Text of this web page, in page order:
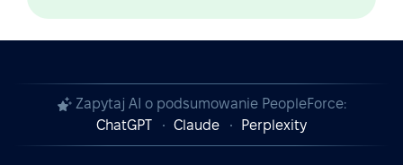
Zapytaj AI o podsumowanie PeopleForce:
ChatGPT
Claude Perplexity